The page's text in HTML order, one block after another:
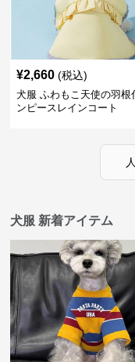
¥2,660 (税込)
犬服 ふわもこ天使の羽根
ンピースレインコート
犬服 新着アイテム